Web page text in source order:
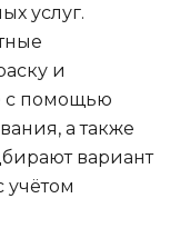
услуг.
и
с помощью
а также
вариант